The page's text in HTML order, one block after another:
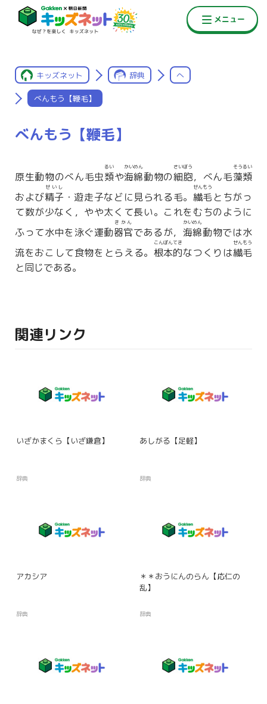
キッズネット 辞典 へ
べんもう【鞭毛】
べんもう【鞭毛】
原生動物のべん毛虫類
るい
や海綿
かいめん
動物の細胞
さいぼう
，べん毛藻類
そうるい
および精子
せいし
・遊走子などに見られる毛。 繊毛
せんもう
とちがっ
て数が少なく，やや太くて長い。これをむちのように
ふって水中を泳ぐ運動器官
きかん
であるが， 海綿
かいめん
動物では水
流をおこして食物をとらえる。 根本的
こんぽんてき
なつくりは繊毛
せんもう
と同じである。
関連リンク
いざかまくら【いざ鎌倉】
辞典
あしがる【足軽】
辞典
アカシア
辞典
＊＊おうにんのらん【応仁の
乱】
辞典